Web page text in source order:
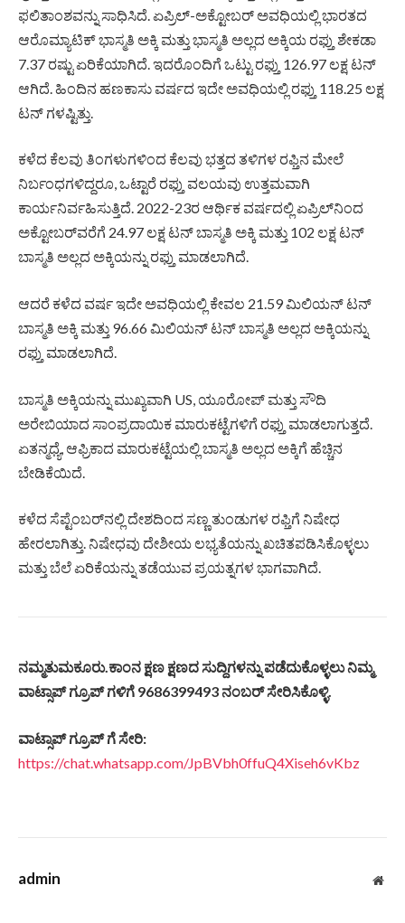
ಫಲಿತಾಂಶವನ್ನು ಸಾಧಿಸಿದೆ. ಏಪ್ರಿಲ್-ಅಕ್ಟೋಬರ್ ಅವಧಿಯಲ್ಲಿ ಭಾರತದ
ಆರೊಮ್ಯಾಟಿಕ್ ಭಾಸ್ಮತಿ ಅಕ್ಕಿ ಮತ್ತು ಭಾಸ್ಮತಿ ಅಲ್ಲದ ಅಕ್ಕಿಯ ರಫ್ತು ಶೇಕಡಾ
7.37 ರಷ್ಟು ಏರಿಕೆಯಾಗಿದೆ. ಇದರೊಂದಿಗೆ ಒಟ್ಟು ರಫ್ತು 126.97 ಲಕ್ಷ ಟನ್
ಆಗಿದೆ. ಹಿಂದಿನ ಹಣಕಾಸು ವರ್ಷದ ಇದೇ ಅವಧಿಯಲ್ಲಿ ರಫ್ತು 118.25 ಲಕ್ಷ
ಟನ್‌ ಗಳಷ್ಟಿತ್ತು.
ಕಳೆದ ಕೆಲವು ತಿಂಗಳುಗಳಿಂದ ಕೆಲವು ಭತ್ತದ ತಳಿಗಳ ರಫ್ತಿನ ಮೇಲೆ
ನಿರ್ಬಂಧಗಳಿದ್ದರೂ, ಒಟ್ಟಾರೆ ರಫ್ತು ವಲಯವು ಉತ್ತಮವಾಗಿ
ಕಾರ್ಯನಿರ್ವಹಿಸುತ್ತಿದೆ. 2022-23ರ ಆರ್ಥಿಕ ವರ್ಷದಲ್ಲಿ ಏಪ್ರಿಲ್‌ನಿಂದ
ಅಕ್ಟೋಬರ್‌ವರೆಗೆ 24.97 ಲಕ್ಷ ಟನ್‌ ಬಾಸ್ಮತಿ ಅಕ್ಕಿ ಮತ್ತು 102 ಲಕ್ಷ ಟನ್‌
ಬಾಸ್ಮತಿ ಅಲ್ಲದ ಅಕ್ಕಿಯನ್ನು ರಫ್ತು ಮಾಡಲಾಗಿದೆ.
ಆದರೆ ಕಳೆದ ವರ್ಷ ಇದೇ ಅವಧಿಯಲ್ಲಿ ಕೇವಲ 21.59 ಮಿಲಿಯನ್ ಟನ್
ಬಾಸ್ಮತಿ ಅಕ್ಕಿ ಮತ್ತು 96.66 ಮಿಲಿಯನ್ ಟನ್ ಬಾಸ್ಮತಿ ಅಲ್ಲದ ಅಕ್ಕಿಯನ್ನು
ರಫ್ತು ಮಾಡಲಾಗಿದೆ.
ಬಾಸ್ಮತಿ ಅಕ್ಕಿಯನ್ನು ಮುಖ್ಯವಾಗಿ US, ಯೂರೋಪ್ ಮತ್ತು ಸೌದಿ
ಅರೇಬಿಯಾದ ಸಾಂಪ್ರದಾಯಿಕ ಮಾರುಕಟ್ಟೆಗಳಿಗೆ ರಫ್ತು ಮಾಡಲಾಗುತ್ತದೆ.
ಏತನ್ಮಧ್ಯೆ, ಆಫ್ರಿಕಾದ ಮಾರುಕಟ್ಟೆಯಲ್ಲಿ ಬಾಸ್ಮತಿ ಅಲ್ಲದ ಅಕ್ಕಿಗೆ ಹೆಚ್ಚಿನ
ಬೇಡಿಕೆಯಿದೆ.
ಕಳೆದ ಸೆಪ್ಟೆಂಬರ್‌ನಲ್ಲಿ ದೇಶದಿಂದ ಸಣ್ಣ ತುಂಡುಗಳ ರಫ್ತಿಗೆ ನಿಷೇಧ
ಹೇರಲಾಗಿತ್ತು. ನಿಷೇಧವು ದೇಶೀಯ ಲಭ್ಯತೆಯನ್ನು ಖಚಿತಪಡಿಸಿಕೊಳ್ಳಲು
ಮತ್ತು ಬೆಲೆ ಏರಿಕೆಯನ್ನು ತಡೆಯುವ ಪ್ರಯತ್ನಗಳ ಭಾಗವಾಗಿದೆ.
ನಮ್ಮತುಮಕೂರು.ಕಾಂನ ಕ್ಷಣ ಕ್ಷಣದಸುದ್ದಿಗಳನ್ನು ಪಡೆದುಕೊಳ್ಳಲುನಿಮ್ಮ
ವಾಟ್ಸಾಪ್ ಗ್ರೂಪ್ ಗಳಿಗೆ 9686399493 ನಂಬರ್ಸೇರಿಸಿಕೊಳ್ಳಿ.
ವಾಟ್ಸಾಪ್ ಗ್ರೂಪ್ ಗೆ ಸೇರಿ:
https://chat.whatsapp.com/JpBVbh0ffuQ4Xiseh6vKbz
admin